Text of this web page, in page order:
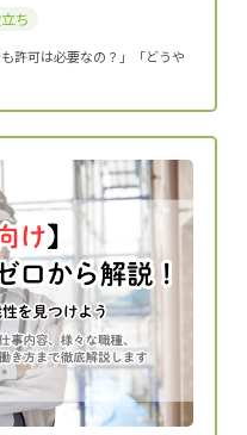
ち
許可は必要なの？」「どうや